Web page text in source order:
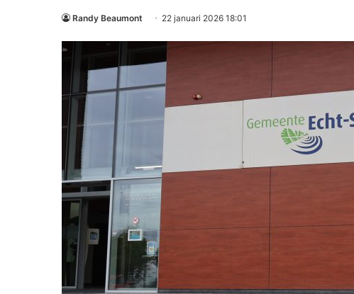
Randy Beaumont 22 januari 2026 18:01